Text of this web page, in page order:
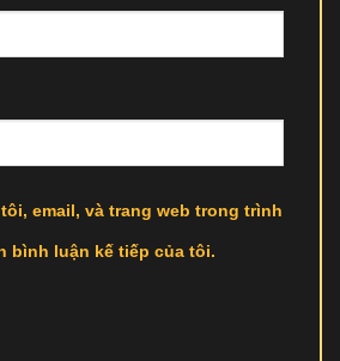
email, và trang web trong trình
bình luận kế tiếp của tôi.